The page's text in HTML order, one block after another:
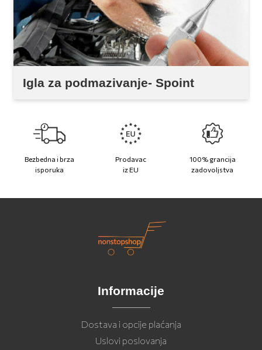
Igla za podmazivanje- Spoint
Bezbedna i brza
isporuka
Prodavac
iz EU
100% grancija
zadovoljstva
Informacije
Dostava i opcije plaćanja
Uslovi poslovanja